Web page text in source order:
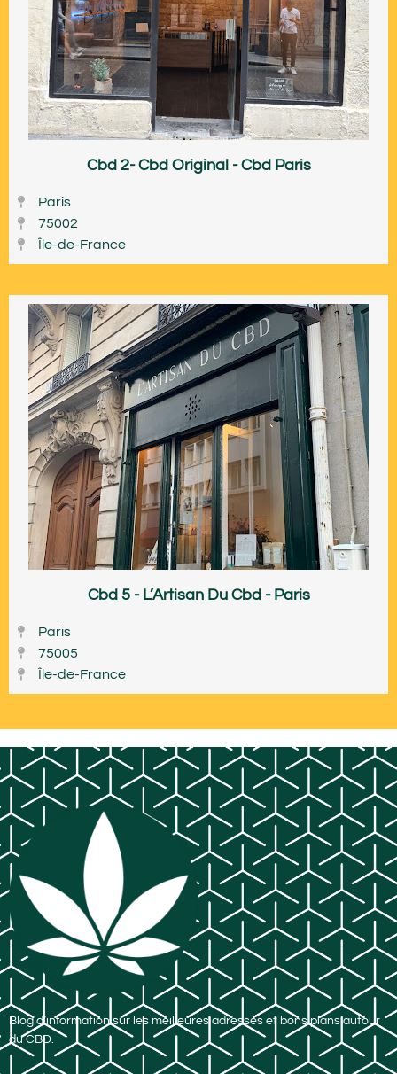
Cbd 2- Cbd Original - Cbd Paris
Paris
75002
Île-de-France
Cbd 5 - L’Artisan Du Cbd - Paris
Paris
75005
Île-de-France
Blog d’information sur les meilleures adresses et bons plans autour
du CBD.